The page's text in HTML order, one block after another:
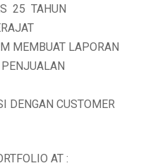
25 TAHUN
MEMBUAT LAPORAN
DENGAN CUSTOMER
AT :